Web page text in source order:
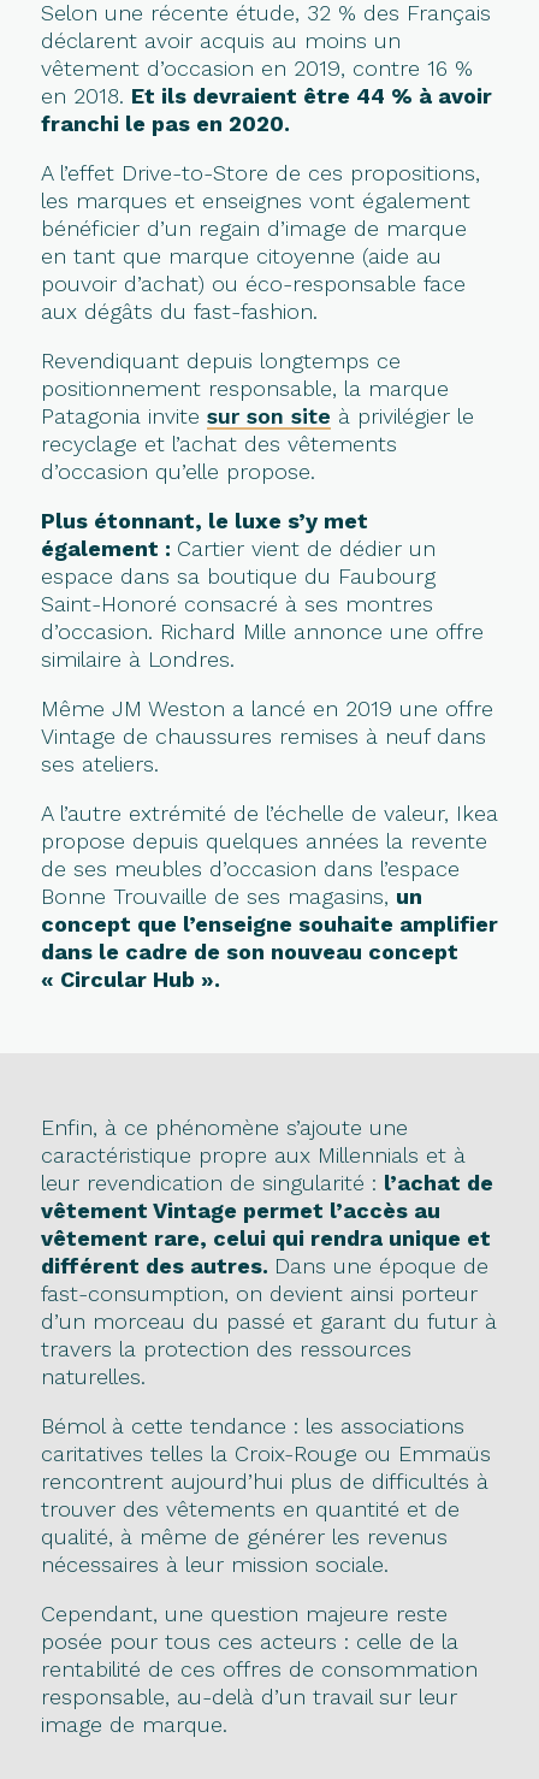
Selon une récente étude, 32 % des Français
déclarent avoir acquis au moins un
vêtement d’occasion en 2019, contre 16 %
en 2018. Et ils devraient être 44 % à avoir
franchi le pas en 2020.
A l’effet Drive-to-Store de ces propositions,
les marques et enseignes vont également
bénéficier d’un regain d’image de marque
en tant que marque citoyenne (aide au
pouvoir d’achat) ou éco-responsable face
aux dégâts du fast-fashion.
Revendiquant depuis longtemps ce
positionnement responsable, la marque
Patagonia invite sur son site à privilégier le
recyclage et l’achat des vêtements
d’occasion qu’elle propose.
Plus étonnant, le luxe s’y met
également : Cartier vient de dédier un
espace dans sa boutique du Faubourg
Saint-Honoré consacré à ses montres
d’occasion. Richard Mille annonce une offre
similaire à Londres.
Même JM Weston a lancé en 2019 une offre
Vintage de chaussures remises à neuf dans
ses ateliers.
A l’autre extrémité de l’échelle de valeur, Ikea
propose depuis quelques années la revente
de ses meubles d’occasion dans l’espace
Bonne Trouvaille de ses magasins, un
concept que l’enseigne souhaite amplifier
dans le cadre de son nouveau concept
« Circular Hub ».
Enfin, à ce phénomène s’ajoute une
caractéristique propre aux Millennials et à
leur revendication de singularité : l’achat de
vêtement Vintage permet l’accès au
vêtement rare, celui qui rendra unique et
différent des autres. Dans une époque de
fast-consumption, on devient ainsi porteur
d’un morceau du passé et garant du futur à
travers la protection des ressources
naturelles.
Bémol à cette tendance : les associations
caritatives telles la Croix-Rouge ou Emmaüs
rencontrent aujourd’hui plus de difficultés à
trouver des vêtements en quantité et de
qualité, à même de générer les revenus
nécessaires à leur mission sociale.
Cependant, une question majeure reste
posée pour tous ces acteurs : celle de la
rentabilité de ces offres de consommation
responsable, au-delà d’un travail sur leur
image de marque.